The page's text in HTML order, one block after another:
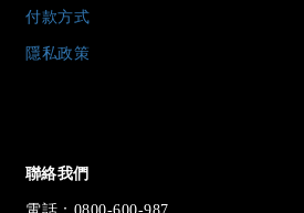
付款方式
隱私政策
聯絡我們